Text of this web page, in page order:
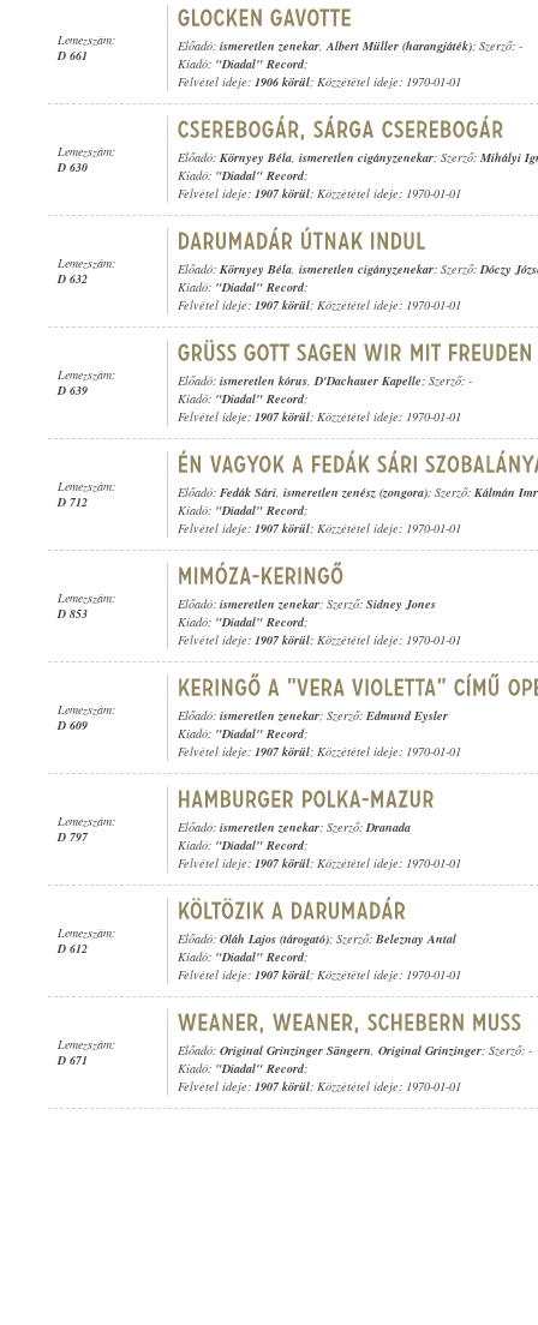
Lemezszám:
D 661
Előadó: ismeretlen zenekar,Albert Müller (harangjáték); Szerző: -
Kiadó: "Diadal" Record;
Felvétel ideje: 1906 körül; Közzététel ideje: 1970-01-01
Lemezszám:
D 630
Előadó: Környey Béla, ismeretlen cigányzenekar; Szerző: Mihályi
Kiadó: "Diadal" Record;
Felvétel ideje: 1907 körül; Közzététel ideje: 1970-01-01
Lemezszám:
D 632
Előadó: Környey Béla, ismeretlen cigányzenekar; Szerző:Dóczy
Kiadó: "Diadal" Record;
Felvétel ideje: 1907 körül; Közzététel ideje: 1970-01-01
Lemezszám:
D 639
Előadó: ismeretlen kórus,D'Dachauer Kapelle; Szerző: -
Kiadó: "Diadal" Record;
Felvétel ideje: 1907 körül; Közzététel ideje: 1970-01-01
Lemezszám:
D 712
Előadó: Fedák Sári, ismeretlen zenész (zongora); Szerző: Kálmán
Kiadó: "Diadal" Record;
Felvétel ideje: 1907 körül; Közzététel ideje: 1970-01-01
Lemezszám:
D 853
Előadó: ismeretlen zenekar; Szerző: Sidney Jones
Kiadó: "Diadal" Record;
Felvétel ideje: 1907 körül; Közzététel ideje: 1970-01-01
Lemezszám:
D 609
Előadó: ismeretlen zenekar; Szerző: Edmund Eysler
Kiadó: "Diadal" Record;
Felvétel ideje: 1907 körül; Közzététel ideje: 1970-01-01
Lemezszám:
D 797
Előadó: ismeretlen zenekar; Szerző:Dranada
Kiadó: "Diadal" Record;
Felvétel ideje: 1907 körül; Közzététel ideje: 1970-01-01
Lemezszám:
D 612
Előadó: Oláh Lajos (tárogató); Szerző: Beleznay Antal
Kiadó: "Diadal" Record;
Felvétel ideje: 1907 körül; Közzététel ideje: 1970-01-01
Lemezszám:
D 671
Előadó: Original Grinzinger Sängern, Original Grinzinger; Szerző: -
Kiadó: "Diadal" Record;
Felvétel ideje: 1907 körül; Közzététel ideje: 1970-01-01